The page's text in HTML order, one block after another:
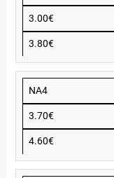
3.00€
3.80€
NA4
3.70€
4.60€